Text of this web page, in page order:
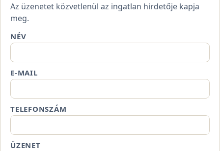
Az üzenetet közvetlenül az ingatlan hirdetője kapja
meg.
NÉV
E-MAIL
TELEFONSZÁM
ÜZENET